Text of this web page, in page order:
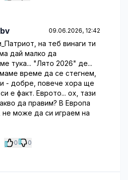
09.06.2026, 12:42
на теб винаги ти
дай малко да
тука... "Лято 2026" де...
време да се стегнем,
- добре, повече хора ще
е факт. Еврото... ох, тази
да правим? В Европа
не може да си играем на
0 0